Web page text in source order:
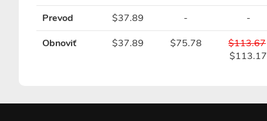
Prevod
$37.89 - -
Obnoviť
$37.89 $75.78
$113.67
$113.17